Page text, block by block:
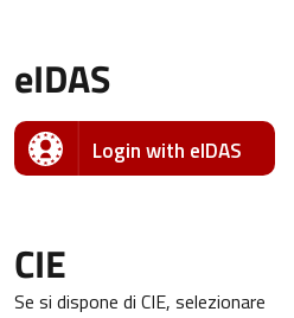
eIDAS
Login with eIDAS
CIE
Se si dispone di CIE, selezionare